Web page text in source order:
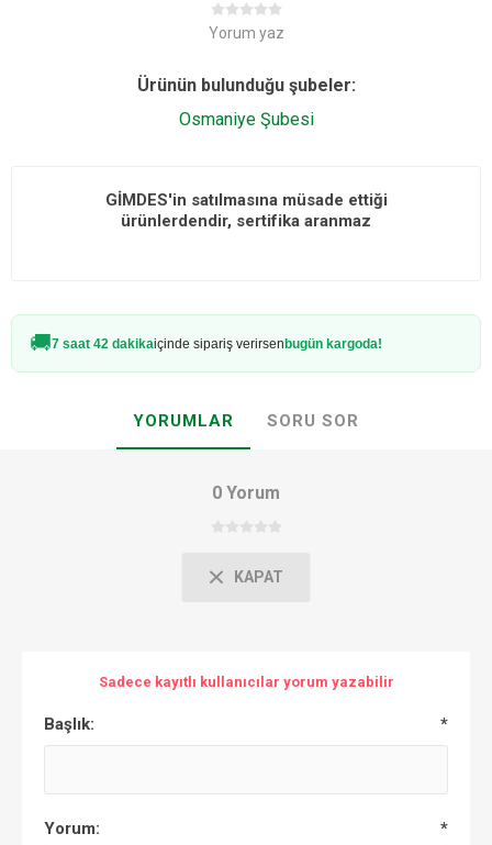
Yorum yaz
Ürünün bulunduğu şubeler:
Osmaniye Şubesi
GİMDES'in satılmasına müsade ettiği
ürünlerdendir, sertifika aranmaz
🚚7 saat 42 dakikaiçinde sipariş verirsenbugün kargoda!
YORUMLAR SORU SOR
0 Yorum
KAPAT
Sadece kayıtlı kullanıcılar yorum yazabilir
Başlık: *
Yorum: *